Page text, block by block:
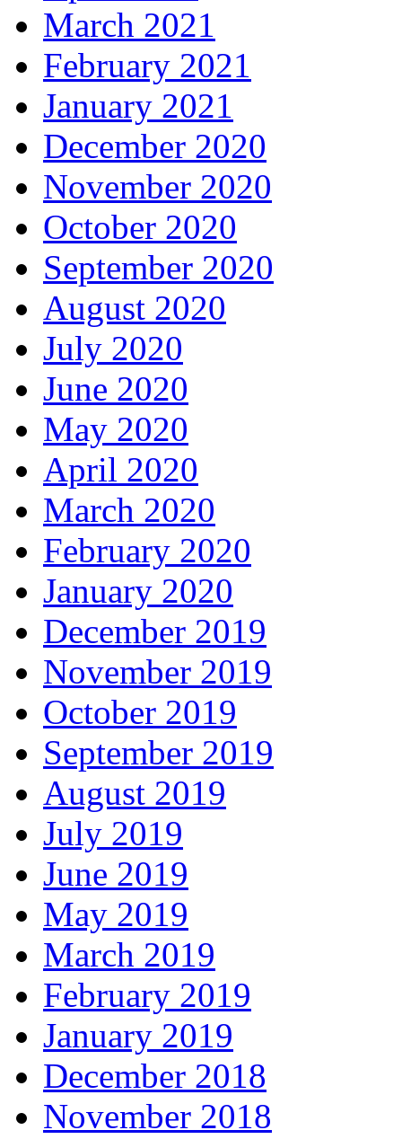
March 2021
February 2021
January 2021
December 2020
November 2020
October 2020
September 2020
August 2020
July 2020
June 2020
May 2020
April 2020
March 2020
February 2020
January 2020
December 2019
November 2019
October 2019
September 2019
August 2019
July 2019
June 2019
May 2019
March 2019
February 2019
January 2019
December 2018
November 2018